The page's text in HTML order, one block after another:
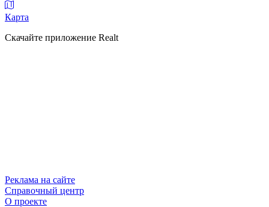
Карта
Скачайте приложение Realt
Реклама на сайте
Справочный центр
О проекте